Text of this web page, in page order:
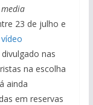
23 de julho e
vídeo
nas
na escolha
ainda
em reservas